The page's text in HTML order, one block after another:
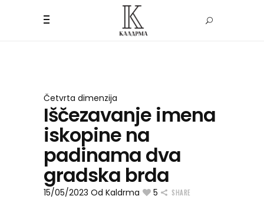
Četvrta dimenzija
Iščezavanje imena
iskopine na
padinama dva
gradska brda
15/05/2023 Od Kaldrma 5 SHARE